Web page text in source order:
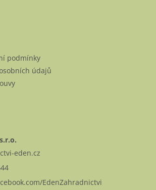
podmínky
údajů
eden.cz
EdenZahradnictvi